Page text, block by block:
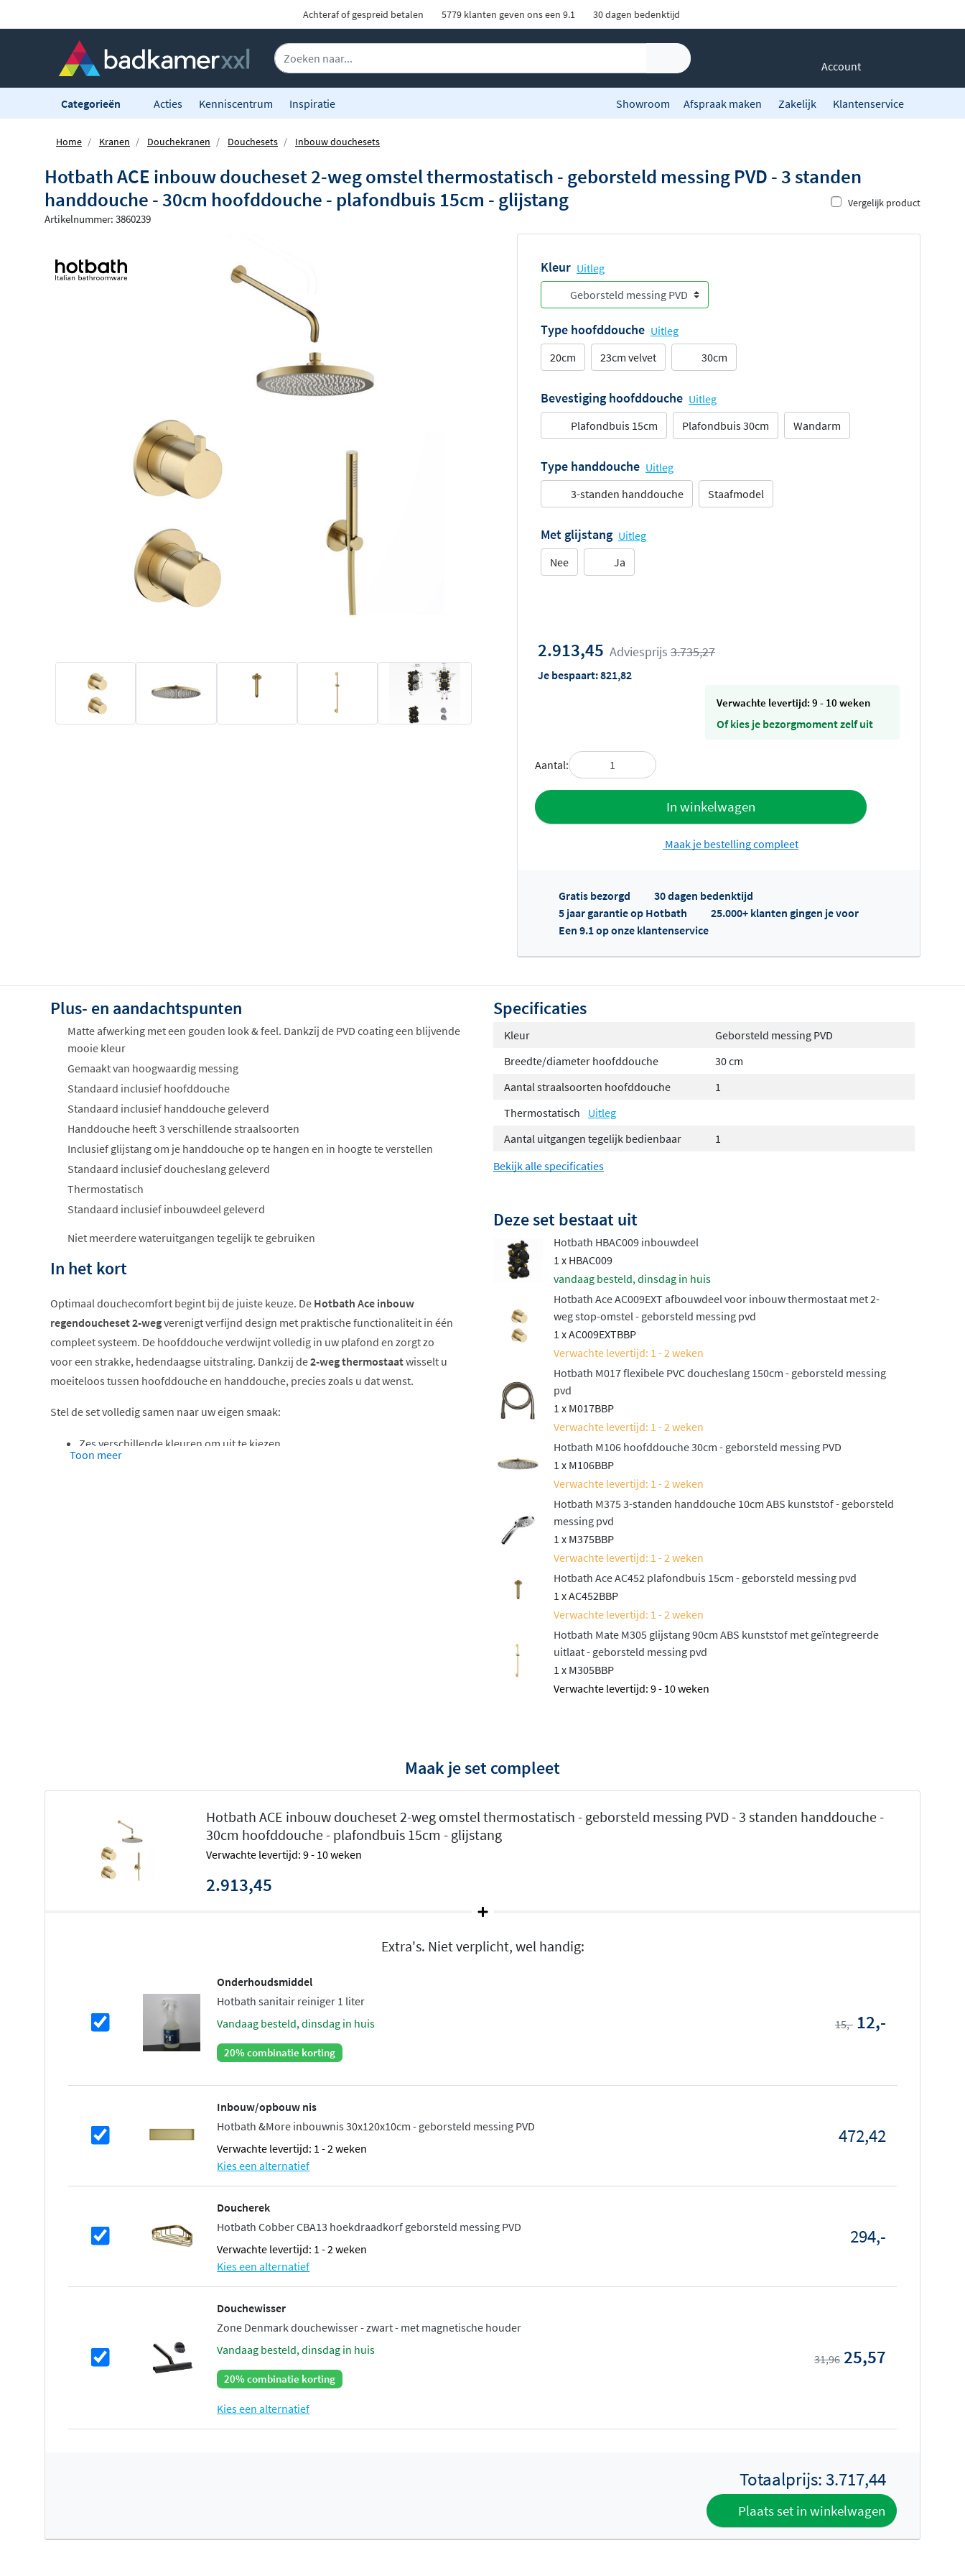
Achteraf of gespreid betalen 5779 klanten geven ons een 9.1 30 dagen bedenktijd
Account
Categorieën Acties Kenniscentrum Inspiratie Showroom Afspraak maken Zakelijk Klantenservice
Home Kranen Douchekranen Douchesets Inbouw douchesets
Hotbath ACE inbouw doucheset 2-weg omstel thermostatisch - geborsteld messing PVD - 3 standen
handdouche - 30cm hoofddouche - plafondbuis 15cm - glijstang
Vergelijk product
Artikelnummer: 3860239
Kleur Uitleg
Type hoofddouche Uitleg
20cm
23cm velvet 30cm
Bevestiging hoofddouche Uitleg
Plafondbuis 15cm
Plafondbuis 30cm Wandarm
Type handdouche Uitleg
3-standen handdouche
Staafmodel
Met glijstang Uitleg
Nee
Ja
2.913,45 Adviesprijs 3.735,27
Je bespaart:821,82
Verwachte levertijd: 9 - 10 weken
Of kies je bezorgmoment zelf uit
Aantal:
In winkelwagen
Toevoegen aan offerte
Maak je bestelling compleet
Gratis bezorgd
30 dagen bedenktijd
5 jaar garantie op Hotbath
25.000+ klanten gingen je voor
Een 9.1 op onze klantenservice
Plus- en aandachtspunten
Matte afwerking met een gouden look & feel. Dankzij de PVD coating een blijvende
mooie kleur
Gemaakt van hoogwaardig messing
Standaard inclusief hoofddouche
Standaard inclusief handdouche geleverd
Handdouche heeft 3 verschillende straalsoorten
Inclusief glijstang om je handdouche op te hangen en in hoogte te verstellen
Standaard inclusief doucheslang geleverd
Thermostatisch
Standaard inclusief inbouwdeel geleverd
Niet meerdere wateruitgangen tegelijk te gebruiken
In het kort
Optimaal douchecomfort begint bij de juiste keuze. De Hotbath Ace inbouw
regendoucheset 2-wegverenigt verfijnd design met praktische functionaliteit in één
compleet systeem. De hoofddouche verdwijnt volledig in uw plafond en zorgt zo
voor een strakke, hedendaagse uitstraling. Dankzij de2-weg thermostaatwisselt u
moeiteloos tussen hoofddouche en handdouche, precies zoals u dat wenst.
Stel de set volledig samen naar uw eigen smaak:
Zes verschillende kleuren om uit te kiezen
Drie types hoofddouches voor elk douchecomfort
Toon meer
Specificaties
Kleur
Geborsteld messing PVD
Breedte/diameter hoofddouche
30 cm
Aantal straalsoorten hoofddouche
1
Thermostatisch
Uitleg
Aantal uitgangen tegelijk bedienbaar
1
Bekijk alle specificaties
Deze set bestaat uit
Hotbath HBAC009 inbouwdeel
1 x HBAC009
vandaag besteld, dinsdag in huis
Hotbath Ace AC009EXT afbouwdeel voor inbouw thermostaat met 2-
weg stop-omstel - geborsteld messing pvd
1 x AC009EXTBBP
Verwachte levertijd: 1 - 2 weken
Hotbath M017 flexibele PVC doucheslang 150cm - geborsteld messing
pvd
1 x M017BBP
Verwachte levertijd: 1 - 2 weken
Hotbath M106 hoofddouche 30cm - geborsteld messing PVD
1 x M106BBP
Verwachte levertijd: 1 - 2 weken
Hotbath M375 3-standen handdouche 10cm ABS kunststof - geborsteld
messing pvd
1 x M375BBP
Verwachte levertijd: 1 - 2 weken
Hotbath Ace AC452 plafondbuis 15cm - geborsteld messing pvd
1 x AC452BBP
Verwachte levertijd: 1 - 2 weken
Hotbath Mate M305 glijstang 90cm ABS kunststof met geïntegreerde
uitlaat - geborsteld messing pvd
1 x M305BBP
Verwachte levertijd: 9 - 10 weken
Maak je set compleet
Hotbath ACE inbouw doucheset 2-weg omstel thermostatisch - geborsteld messing PVD - 3 standen handdouche -
30cm hoofddouche - plafondbuis 15cm - glijstang
Verwachte levertijd: 9 - 10 weken
2.913,45
Extra's. Niet verplicht, wel handig:
Onderhoudsmiddel
Hotbath sanitair reiniger 1 liter
vandaag besteld, dinsdag in huis
20% combinatie korting
15,- 12,-
Inbouw/opbouw nis
Hotbath &More inbouwnis 30x120x10cm - geborsteld messing PVD
Verwachte levertijd: 1 - 2 weken
Kies een alternatief
472,42
Doucherek
Hotbath Cobber CBA13 hoekdraadkorf geborsteld messing PVD
Verwachte levertijd: 1 - 2 weken
Kies een alternatief
294,-
Douchewisser
Zone Denmark douchewisser - zwart - met magnetische houder
vandaag besteld, dinsdag in huis
20% combinatie korting
Kies een alternatief
31,96 25,57
Totaalprijs:3.717,44
Plaats set in winkelwagen